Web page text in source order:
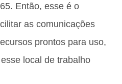
Então, esse é o
as comunicações
prontos para uso,
local de trabalho